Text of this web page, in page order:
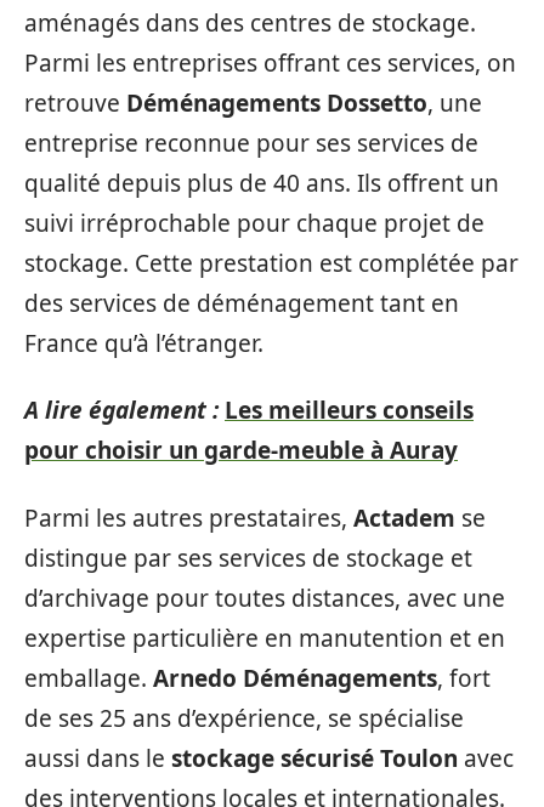
aménagés dans des centres de stockage.
Parmi les entreprises offrant ces services, on
retrouve Déménagements Dossetto, une
entreprise reconnue pour ses services de
qualité depuis plus de 40 ans. Ils offrent un
suivi irréprochable pour chaque projet de
stockage. Cette prestation est complétée par
des services de déménagement tant en
France qu’à l’étranger.
A lire également : Les meilleurs conseils
pour choisir un garde-meuble à Auray
Parmi les autres prestataires, Actadem se
distingue par ses services de stockage et
d’archivage pour toutes distances, avec une
expertise particulière en manutention et en
emballage. Arnedo Déménagements, fort
de ses 25 ans d’expérience, se spécialise
aussi dans le stockage sécurisé Toulon avec
des interventions locales et internationales.